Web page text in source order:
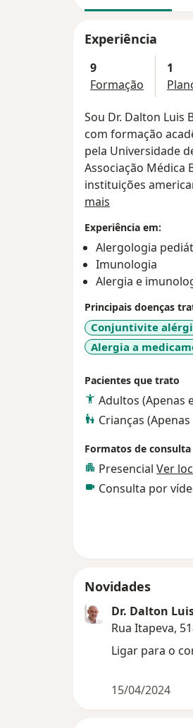
Experiência
9
Formação
1
Sou Dr. Dalton
com formação
pela Universidade
Associação Médica
instituições
Atuo como Médico
pacientes adultos e
a administração de
Também sou
Afya Educacional, onde participo da
alergistas em São
Minha experiência
certificação de
Brasil.
pacientes,
saúde e bem estar .
mais
Experiência em:
Alergologia
Imunologia
Alergia e
Principais doenças
Conjuntivite
Alergia a
Pacientes que trato
Adultos (Apenas
Crianças
Formatos de consulta
Presencial Ver
Consulta por
Novidades
Dr. Dalton
Rua Itapeva,
Ligar para o
15/04/2024